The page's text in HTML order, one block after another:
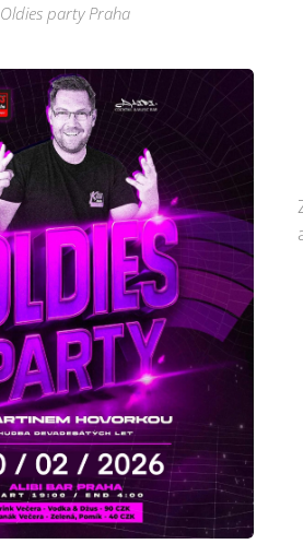
Oldies party Praha